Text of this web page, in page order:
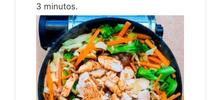
3 minutos.